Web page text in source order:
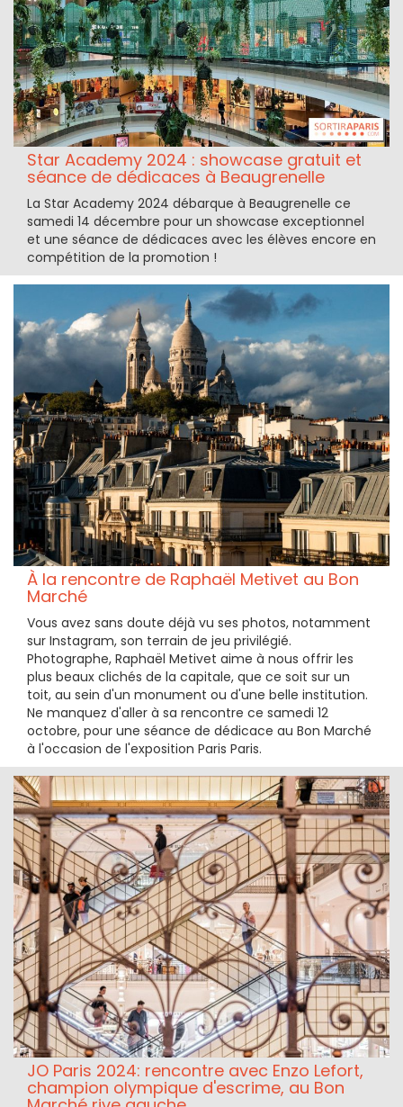
Star Academy 2024 : showcase gratuit et
séance de dédicaces à Beaugrenelle
La Star Academy 2024 débarque à Beaugrenelle ce
samedi 14 décembre pour un showcase exceptionnel
et une séance de dédicaces avec les élèves encore en
compétition de la promotion !
À la rencontre de Raphaël Metivet au Bon
Marché
Vous avez sans doute déjà vu ses photos, notamment
sur Instagram, son terrain de jeu privilégié.
Photographe, Raphaël Metivet aime à nous offrir les
plus beaux clichés de la capitale, que ce soit sur un
toit, au sein d'un monument ou d'une belle institution.
Ne manquez d'aller à sa rencontre ce samedi 12
octobre, pour une séance de dédicace au Bon Marché
à l'occasion de l'exposition Paris Paris.
JO Paris 2024: rencontre avec Enzo Lefort,
champion olympique d'escrime, au Bon